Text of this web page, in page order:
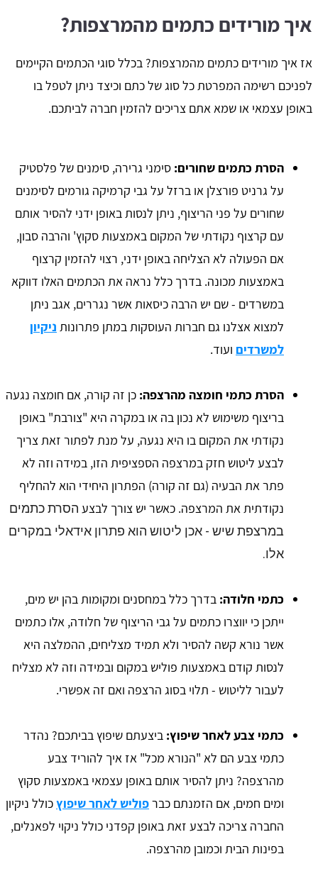
איך מורידים כתמים מהמרצפות?
אז איך מורידים כתמים מהמרצפות? בכלל סוגי הכתמים הקיימים
לפניכם רשימה המפרטת כל סוג של כתם וכיצד ניתן לטפל בו
באופן עצמאי או שמא אתם צריכים להזמין חברה לביתכם.
הסרת כתמים שחורים: סימני גרירה, סימנים של פלסטיק
על גרניט פורצלן או ברזל על גבי קרמיקה גורמים לסימנים
שחורים על פני הריצוף, ניתן לנסות באופן ידני להסיר אותם
עם קרצוף נקודתי של המקום באמצעות סקוץ' והרבה סבון,
אם הפעולה לא הצליחה באופן ידני, רצוי להזמין קרצוף
באמצעות מכונה. בדרך כלל נראה את הכתמים האלו דווקא
במשרדים - שם יש הרבה כיסאות אשר נגררים, אגב ניתן
למצוא אצלנו גם חברות העוסקות במתן פתרונות ניקיון
למשרדים ועוד.
הסרת כתמי חומצה מהרצפה: כן זה קורה, אם חומצה נגעה
בריצוף משימוש לא נכון בה או במקרה היא "צורבת" באופן
נקודתי את המקום בו היא נגעה, על מנת לפתור זאת צריך
לבצע ליטוש חזק במרצפה הספציפית הזו, במידה וזה לא
פתר את הבעיה (גם זה קורה) הפתרון היחידי הוא להחליף
נקודתית את המרצפה. כאשר יש צורך לבצע הסרת כתמים
במרצפת שיש - אכן ליטוש הוא פתרון אידאלי במקרים
אלו.
כתמי חלודה: בדרך כלל במחסנים ומקומות בהן יש מים,
ייתכן כי יווצרו כתמים על גבי הריצוף של חלודה, אלו כתמים
אשר נורא קשה להסיר ולא תמיד מצליחים, ההמלצה היא
לנסות קודם באמצעות פוליש במקום ובמידה וזה לא מצליח
לעבור לליטוש - תלוי בסוג הרצפה ואם זה אפשרי.
כתמי צבע לאחר שיפוץ: ביצעתם שיפוץ בביתכם? נהדר
כתמי צבע הם לא "הנורא מכל" אז איך להוריד צבע
מהרצפה? ניתן להסיר אותם באופן עצמאי באמצעות סקוץ
ומים חמים, אם הזמנתם כברפוליש לאחר שיפוץכולל ניקיון
החברה צריכה לבצע זאת באופן קפדני כולל ניקוי לפאנלים,
בפינות הבית וכמובן מהרצפה.